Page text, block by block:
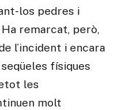
los pedres i
remarcat, però,
l’incident i encara
físiques
les
molt